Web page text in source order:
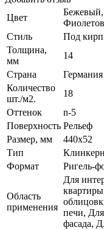
Цвет
Стиль
Под
Толщина,
мм
14
Страна
Германия
Количество
шт./м2.
18
Оттенок
n-5
Поверхность Рельеф
Размер, мм
440х52
Тип
Формат
Ригель-
Область
применения
Для
печи,
фасада,